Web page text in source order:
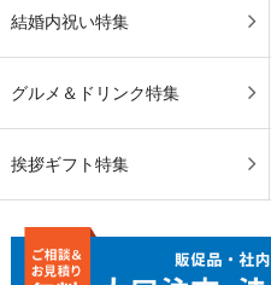
結婚内祝い特集
グルメ＆ドリンク特集
挨拶ギフト特集